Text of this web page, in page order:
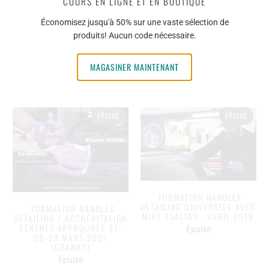
FORMATION FIREBALL - 24 &
25 MARS 2022 À OLATHE,
KANSAS (USA) -
INFORMATION
_FORMATION NANOLEX
DETAILING / ACCRÉDITATION
27-28-29 NOVEMBRE 2021
Épuisé
_FORMATION NANOLEX
DETAILING / ACCRÉDITATION
CENTRES APPROUVÉS 27-
28-29 MARS 2021
(GRANBY)
Épuisé
_FORMATION NANOLEX
DETAILING UNIVERSITY AVEC
MIKE TSALTAS - AVRIL 2019
Épuisé
Économisez jusqu'à 50% sur une vaste sélection de
produits! Aucun code nécessaire.
MAGASINER MAINTENANT